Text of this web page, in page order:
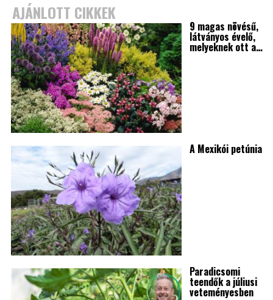
AJÁNLOTT CIKKEK
9 magas növésű,
látványos évelő,
melyeknek ott a…
A Mexikói petúnia
Paradicsomi
teendők a júliusi
veteményesben